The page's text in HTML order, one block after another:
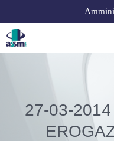
27-03-